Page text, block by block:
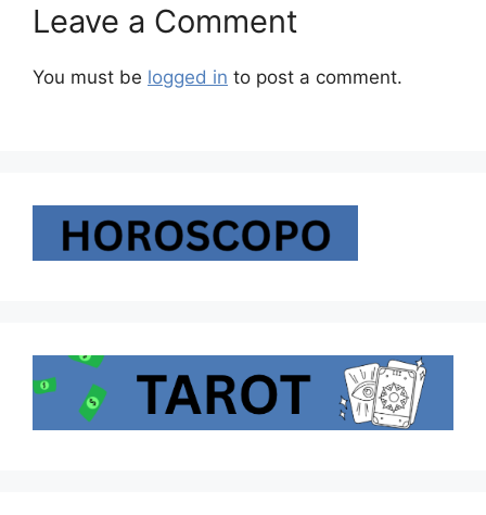
Leave a Comment
You must be logged in to post a comment.